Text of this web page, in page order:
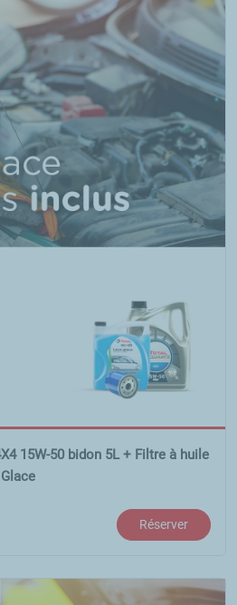
15W-50 bidon 5L + Filtre à huile
Réserver